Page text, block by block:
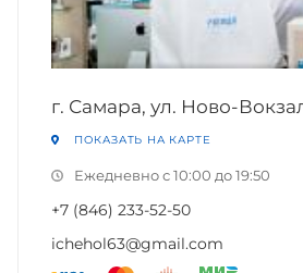
г. Самара, ул. Ново-
ПОКАЗАТЬ НА КАРТЕ
Ежедневно с 10:00 до 19:50
+7 (846) 233-52-50
ichehol63@gmail.com